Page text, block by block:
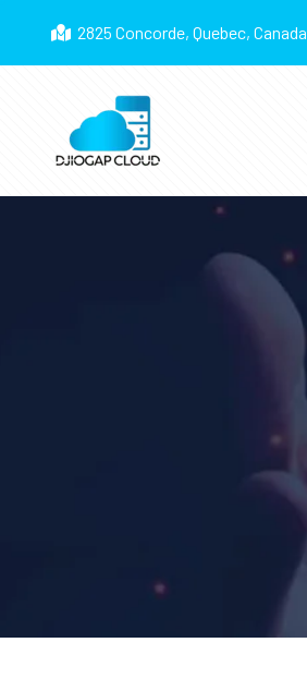
2825 Concorde, Quebec, Canada